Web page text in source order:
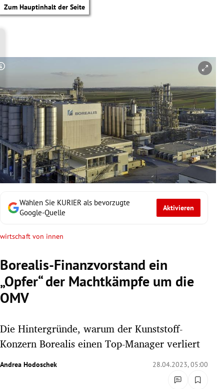
Zum Hauptinhalt der Seite
Untermenü
Untermenü
Untermenü
Untermenü
Untermenü
Wählen Sie KURIER als bevorzugte
Google-Quelle
Aktivieren
wirtschaft von innen
Borealis-Finanzvorstand ein
„Opfer“ der Machtkämpfe um die
OMV
Die Hintergründe, warum der Kunststoff-
Konzern Borealis einen Top-Manager verliert
Andrea Hodoschek 28.04.2023, 05:00
Copyright-Hinweis öffnen/schließen